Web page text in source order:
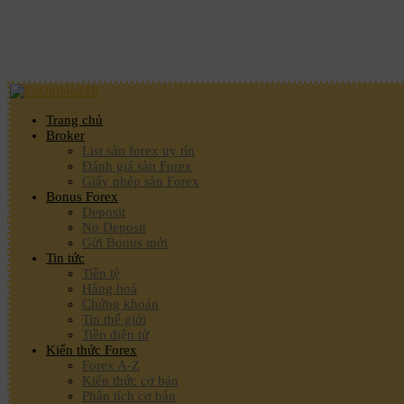
Trang chủ
Broker
List sàn forex uy tín
Đánh giá sàn Forex
Giấy phép sàn Forex
Bonus Forex
Deposit
No Deposit
Gửi Bonus mới
Tin tức
Tiền tệ
Hàng hoá
Chứng khoán
Tin thế giới
Tiền điện tử
Kiến thức Forex
Forex A-Z
Kiến thức cơ bản
Phân tích cơ bản